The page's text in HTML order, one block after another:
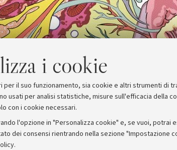
i cookie
il suo funzionamento, sia cookie e altri strumenti di
usati per analisi statistiche, misure sull'efficacia della
con i cookie necessari.
l'opzione in "Personalizza cookie" e, se vuoi, potrai
dei consensi rientrando nella sezione "Impostazione
. stampa